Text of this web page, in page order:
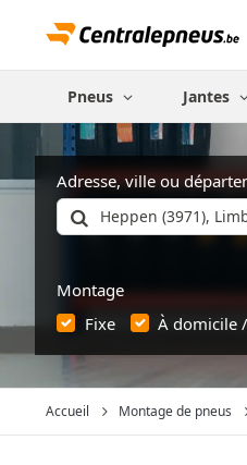
Pneus Jantes
Adresse, ville ou
Montage
Fixe
À domicile
Accueil Montage de pneus